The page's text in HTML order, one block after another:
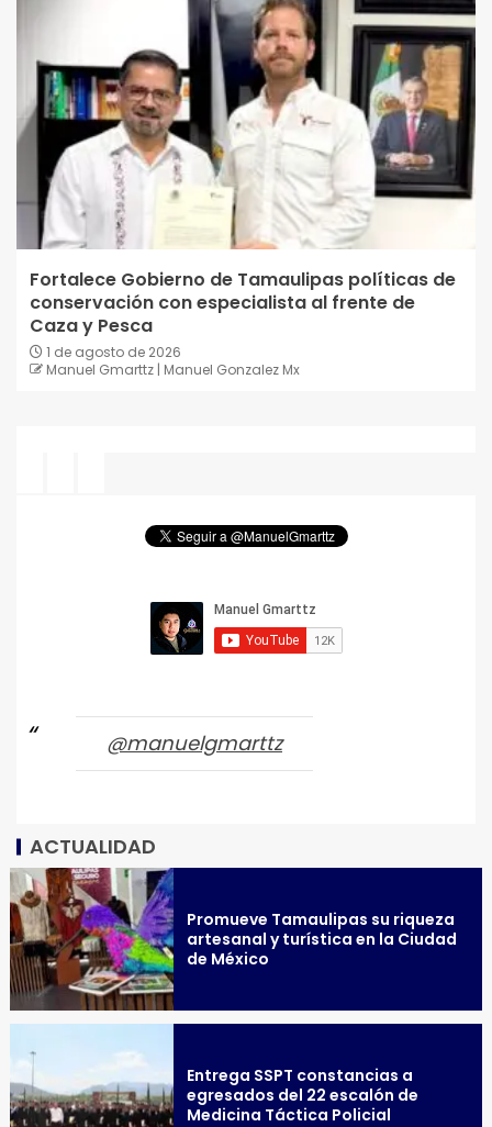
Fortalece Gobierno de Tamaulipas políticas de
conservación con especialista al frente de
Caza y Pesca
1 de agosto de 2026
Manuel Gmarttz | Manuel Gonzalez Mx
@manuelgmarttz
ACTUALIDAD
Promueve Tamaulipas su riqueza
artesanal y turística en la Ciudad
de México
Entrega SSPT constancias a
egresados del 22 escalón de
Medicina Táctica Policial